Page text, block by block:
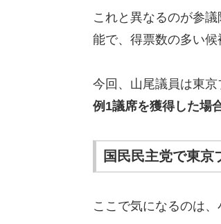
これと異なるのが参
能で、得票数の多い
今回、山尾議員は東京
例1議席を獲得した場
国民民主党で東京
ここで気になるのは、